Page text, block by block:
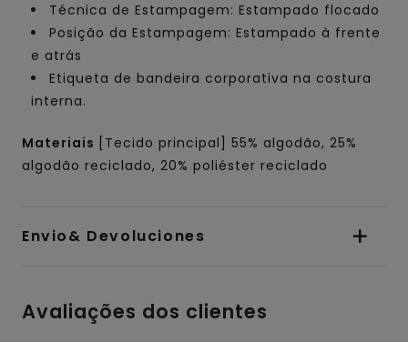
Técnica de Estampagem: Estampado flocado
Posição da Estampagem: Estampado à frente
e atrás
Etiqueta de bandeira corporativa na costura
interna.
Materiais
[Tecido principal] 55% algodão, 25%
algodão reciclado, 20% poliéster reciclado
Envio& Devoluciones
Avaliações dos clientes